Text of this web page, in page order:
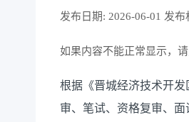
发布日期: 2026-06-01 发布
如果内容不能正常显示，
根据《晋城经济技术开
审、笔试、资格复审、